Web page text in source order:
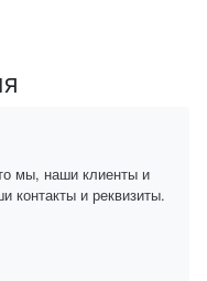
мы, наши клиенты и
контакты и реквизиты.